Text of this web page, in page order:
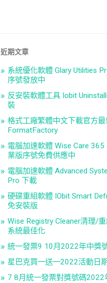
近期文章
系統優化軟體 Glary Utilities
序號發放中
反安裝軟體工具 Iobit
裝
格式工廠繁體中文下載官方
FormatFactory
電腦加速軟體 Wise Care 365
業版序號免費供應中
電腦加速軟體 Advanced
Pro 下載
硬碟重組軟體 IObit Smart
免安裝版
Wise Registry Cleaner清理/
系統最佳化
統一發票9 10月2022年中獎
星巴克買一送一2022活動日
7 8月統一發票對獎號碼2022